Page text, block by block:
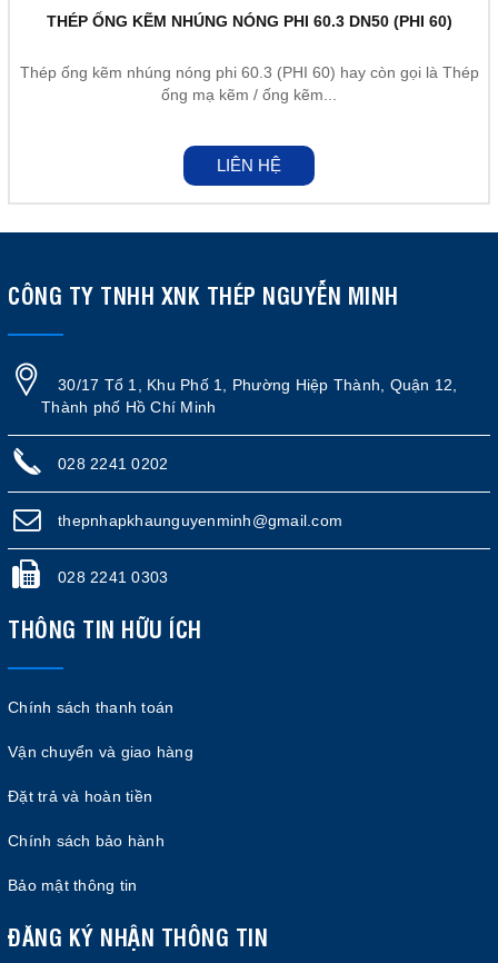
THÉP ỐNG KẼM NHÚNG NÓNG PHI 60.3 DN50 (PHI 60)
Thép ống kẽm nhúng nóng phi 60.3 (PHI 60) hay còn gọi là Thép
ống mạ kẽm / ống kẽm...
LIÊN HỆ
CÔNG TY TNHH XNK THÉP NGUYỄN MINH
30/17 Tổ 1, Khu Phố 1, Phường Hiệp Thành, Quận 12,
Thành phố Hồ Chí Minh
028 2241 0202
thepnhapkhaunguyenminh@gmail.com
028 2241 0303
THÔNG TIN HỮU ÍCH
Chính sách thanh toán
Vận chuyển và giao hàng
Đặt trả và hoàn tiền
Chính sách bảo hành
Bảo mật thông tin
ĐĂNG KÝ NHẬN THÔNG TIN